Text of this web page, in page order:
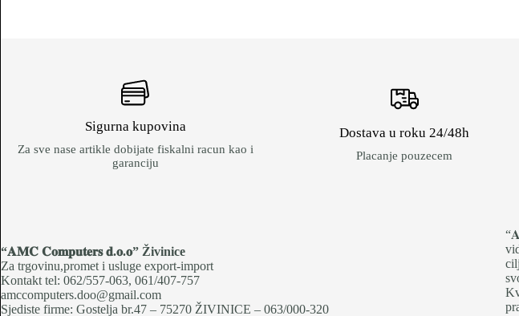
Sigurna kupovina
Za sve nase artikle dobijate fiskalni racun kao i
garanciju
Dostava u roku 24/48h
Placanje pouzecem
“𝐀𝐌𝐂 𝐂𝐨𝐦𝐩𝐮𝐭𝐞𝐫𝐬 𝐝.𝐨.𝐨” Živinice
Za trgovinu,promet i usluge export-import
Kontakt tel: 062/557-063, 061/407-757
amccomputers.doo@gmail.com
Sjediste firme: Gostelja br.47 – 75270 ŽIVINICE – 063/000-320